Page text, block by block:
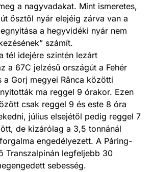
a nagyvadakat. Mint ismeretes,
ősztől nyár elejéig zárva van a
a hegyvidéki nyár nem
számít.
tél idejére szintén lezárt
a 67C jelzésű országút a Fehér
a Gorj megyei Rânca közötti
ma reggel 9 órakor. Ezen
csak reggel 9 és este 8 óra
július elsejétől pedig reggel 7
de kizárólag a 3,5 tonnánál
engedélyezett. A Páring-
Transzalpinán legfeljebb 30
sebesség.